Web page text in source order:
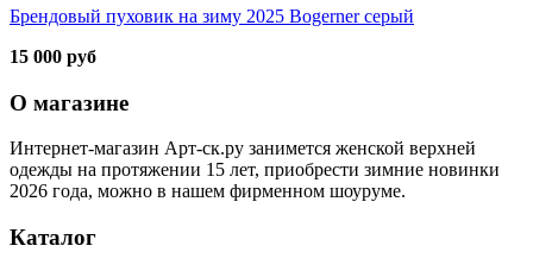
Брендовый пуховик на зиму 2025 Bogerner серый
15 000 руб
О магазине
Интернет-магазин Арт-ск.ру занимется женской верхней
одежды на протяжении 15 лет, приобрести зимние новинки
2026 года, можно в нашем фирменном шоуруме.
Каталог